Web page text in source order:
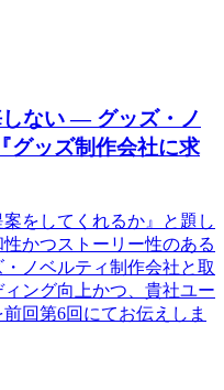
しない ― グッズ・ノ
グッズ制作会社に求
をしてくれるか』と題し
かつストーリー性のある
ノベルティ制作会社と取
ング向上かつ、貴社ユー
回第6回にてお伝えしま